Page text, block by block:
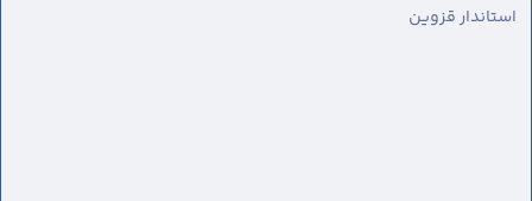
استاندار قزوین